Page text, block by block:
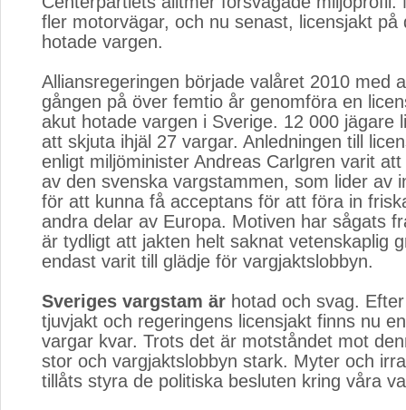
fler motorvägar, och nu senast, licensjakt på
hotade vargen.
Alliansregeringen började valåret 2010 med
gången på över femtio år genomföra en
akut hotade vargen i Sverige. 12 000 jägare
att skjuta ihjäl 27 vargar. Anledningen till
enligt miljöminister Andreas Carlgren varit
av den svenska vargstammen, som lider av
för att kunna få acceptans för att föra in
andra delar av Europa. Motiven har sågats
är tydligt att jakten helt saknat vetenskaplig
endast varit till glädje för vargjaktslobbyn.
Sveriges vargstam är hotad och svag.
tjuvjakt och regeringens licensjakt finns nu
vargar kvar. Trots det är motståndet mot
stor och vargjaktslobbyn stark. Myter och
tillåts styra de politiska besluten kring våra